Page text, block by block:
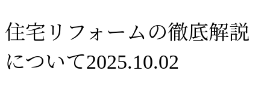
住宅リフォームの徹底解説
について2025.10.02